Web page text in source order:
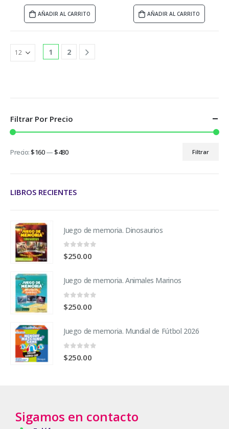
AÑADIR AL CARRITO AÑADIR AL CARRITO
1 2
Filtrar Por Precio
Filtrar
Precio:$160—$480
LIBROS RECIENTES
Juego de memoria. Dinosaurios
0
$250.00
Juego de memoria. Animales Marinos
0
$250.00
Juego de memoria. Mundial de Fútbol 2026
0
$250.00
Sigamos en contacto